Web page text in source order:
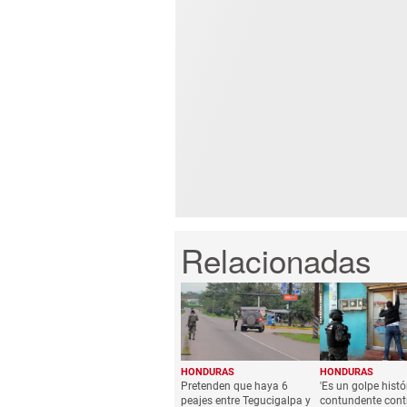
HONDURAS
Pretenden que haya 6
peajes entre Tegucigalpa y
HONDURAS
'Es un golpe
contundente